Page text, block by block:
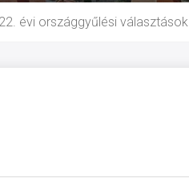
évi országgyűlési választások